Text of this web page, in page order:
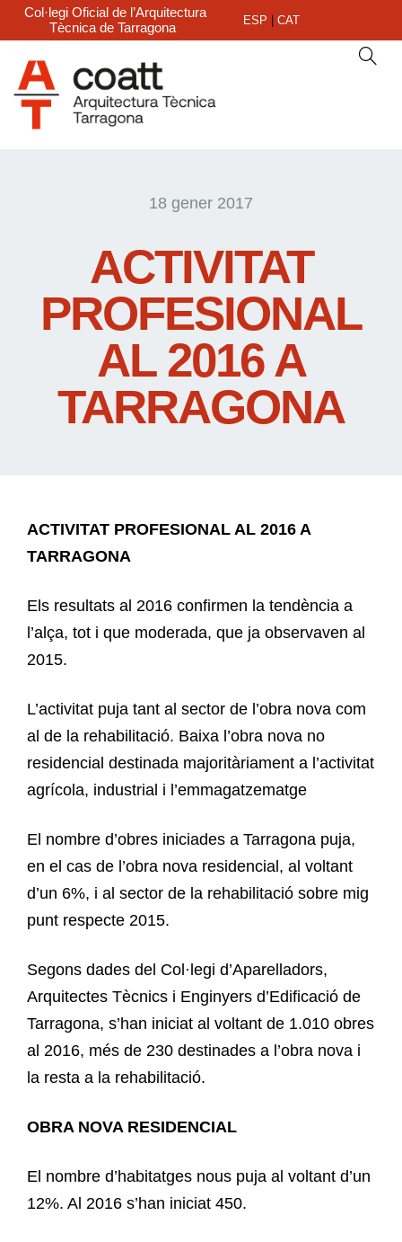
Col·legi Oficial de l’Arquitectura
Tècnica de Tarragona
ESP CAT
18 gener 2017
ACTIVITAT
PROFESIONAL
AL 2016 A
TARRAGONA
ACTIVITAT PROFESIONAL AL 2016 A
TARRAGONA
Els resultats al 2016 confirmen la tendència a
l’alça, tot i que moderada, que ja observaven al
2015.
L’activitat puja tant al sector de l’obra nova com
al de la rehabilitació. Baixa l’obra nova no
residencial destinada majoritàriament a l’activitat
agrícola, industrial i l’emmagatzematge
El nombre d’obres iniciades a Tarragona puja,
en el cas de l’obra nova residencial, al voltant
d’un 6%, i al sector de la rehabilitació sobre mig
punt respecte 2015.
Segons dades del Col·legi d’Aparelladors,
Arquitectes Tècnics i Enginyers d’Edificació de
Tarragona, s’han iniciat al voltant de 1.010 obres
al 2016, més de 230 destinades a l’obra nova i
la resta a la rehabilitació.
OBRA NOVA RESIDENCIAL
El nombre d’habitatges nous puja al voltant d’un
12%. Al 2016 s’han iniciat 450.